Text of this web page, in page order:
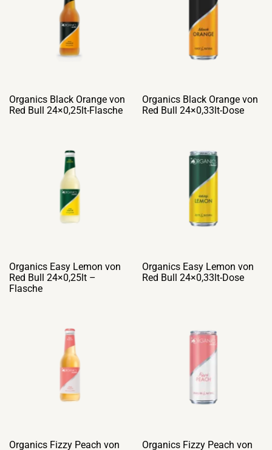
Organics Black Orange von
Red Bull 24×0,25lt-Flasche
Organics Black Orange von
Red Bull 24×0,33lt-Dose
Organics Easy Lemon von
Red Bull 24×0,25lt –
Flasche
Organics Easy Lemon von
Red Bull 24×0,33lt-Dose
Organics Fizzy Peach von
Organics Fizzy Peach von